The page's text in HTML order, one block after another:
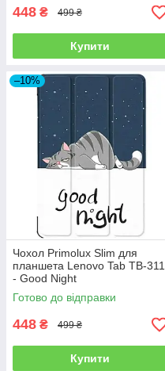
448 ₴ 499 ₴
Купити
–10%
Чохол Primolux Slim для
планшета Lenovo Tab TB-311
- Good Night
Готово до відправки
448 ₴ 499 ₴
Купити